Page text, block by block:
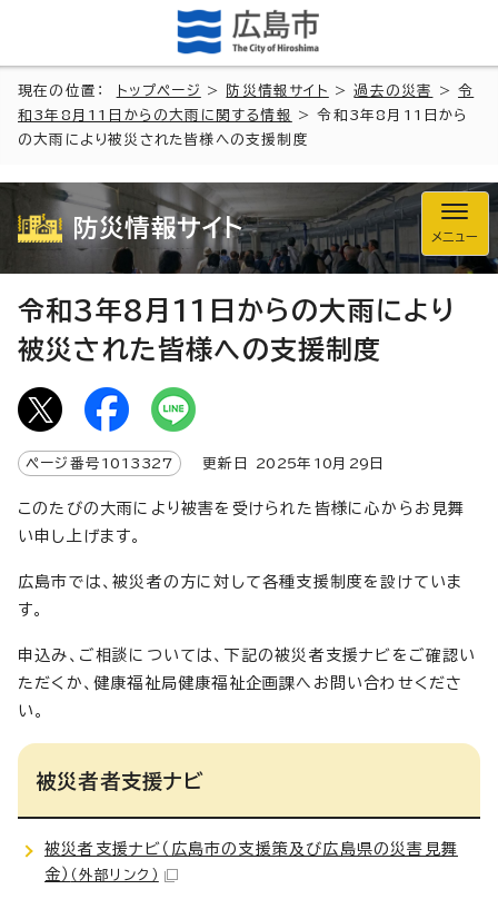
現在の位置： トップページ > 防災情報サイト >過去の災害 >令
和3年8月11日からの大雨に関する情報
> 令和3年8月11日から
の大雨により被災された皆様への支援制度
防災情報サイト メニュー
令和3年8月11日からの大雨により
被災された皆様への支援制度
ページ番号 1013327 更新日 2025年 10月 29 日
このたびの大雨により被害を受けられた皆様に心からお見舞
い申し上げます。
広島市では、被災者の方に対して各種支援制度を設けていま
す。
申込み、ご相談については、下記の被災者支援ナビをご確認い
ただくか、健康福祉局健康福祉企画課へお問い合わせくださ
い。
被災者者支援ナビ
被災者支援ナビ（広島市の支援策及び広島県の災害見舞
金） （外部リンク）